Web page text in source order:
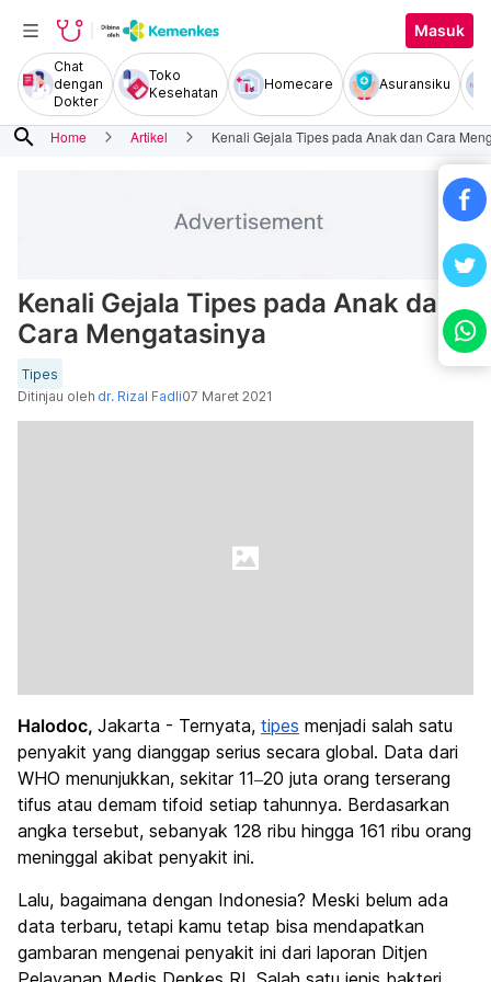
Masuk
Chat
dengan
Dokter
Toko
Kesehatan
Homecare Asuransiku
search Home Artikel Kenali Gejala Tipes pada Anak dan Cara
Kenali Gejala Tipes pada Anak dan
Cara Mengatasinya
Tipes
Ditinjau oleh dr. Rizal Fadli07 Maret 2021
Halodoc, Jakarta - Ternyata, tipes menjadi salah satu
penyakit yang dianggap serius secara global. Data dari
WHO menunjukkan, sekitar 11–20 juta orang terserang
tifus atau demam tifoid setiap tahunnya. Berdasarkan
angka tersebut, sebanyak 128 ribu hingga 161 ribu orang
meninggal akibat penyakit ini.
Lalu, bagaimana dengan Indonesia? Meski belum ada
data terbaru, tetapi kamu tetap bisa mendapatkan
gambaran mengenai penyakit ini dari laporan Ditjen